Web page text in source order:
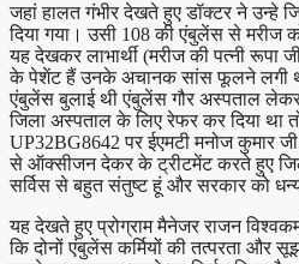
जहां हालत गंभीर देखते हुए डॉक्टर ने उन्हे
दिया गया। उसी 108 की एंबुलेंस से मरीज
यह देखकर लाभार्थी (मरीज की पत्नी रूपा
के पेशेंट हैं उनके अचानक सांस फूलने लगी
एंबुलेंस बुलाई थी एंबुलेंस गौर अस्पताल
जिला अस्पताल के लिए रेफर कर दिया था
UP32BG8642 पर ईएमटी मनोज कुमार
से ऑक्सीजन देकर के ट्रीटमेंट करते हुए
सर्विस से बहुत संतुष्ट हूं और सरकार को
यह देखते हुए प्रोग्राम मैनेजर राजन
कि दोनों एंबुलेंस कर्मियों की तत्परता और